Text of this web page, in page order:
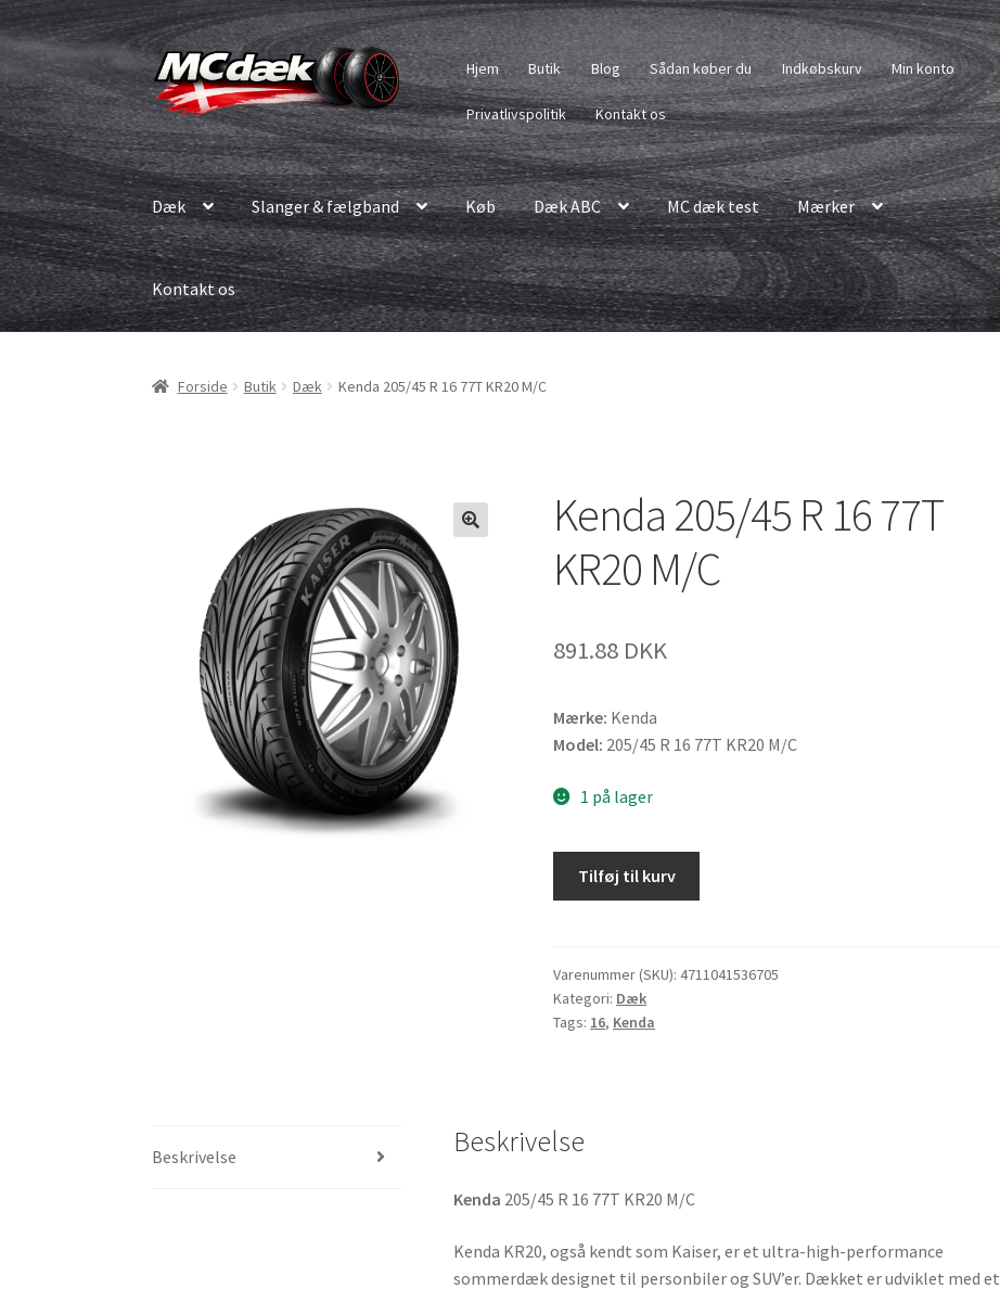
Spring
til
navigation
Spring
til
indhold
Hjem Butik Blog Sådan køber du Indkøbskurv Min konto
Privatlivspolitik Kontakt os
Dæk Slanger & fælgband Køb Dæk ABC MC dæk test Mærker
Kontakt os
Forside Butik Dæk Kenda 205/45 R 16 77T KR20 M/C
Kenda 205/45 R 16 77T
KR20 M/C
891.88 DKK
Mærke: Kenda
Model: 205/45 R 16 77T KR20 M/C
1 på lager
77T
KR20
M/C
Tilføj til kurv
Varenummer (SKU):4711041536705
Kategori: Dæk
Tags: 16, Kenda
Beskrivelse Beskrivelse
Kenda 205/45 R 16 77T KR20 M/C
Kenda KR20, også kendt som Kaiser, er et ultra-high-performance
sommerdæk designet til personbiler og SUV’er. Dækket er udviklet med et